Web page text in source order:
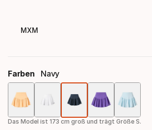
MXM
Farben Navy
Das Model ist 173 cm groß und trägt Größe S.